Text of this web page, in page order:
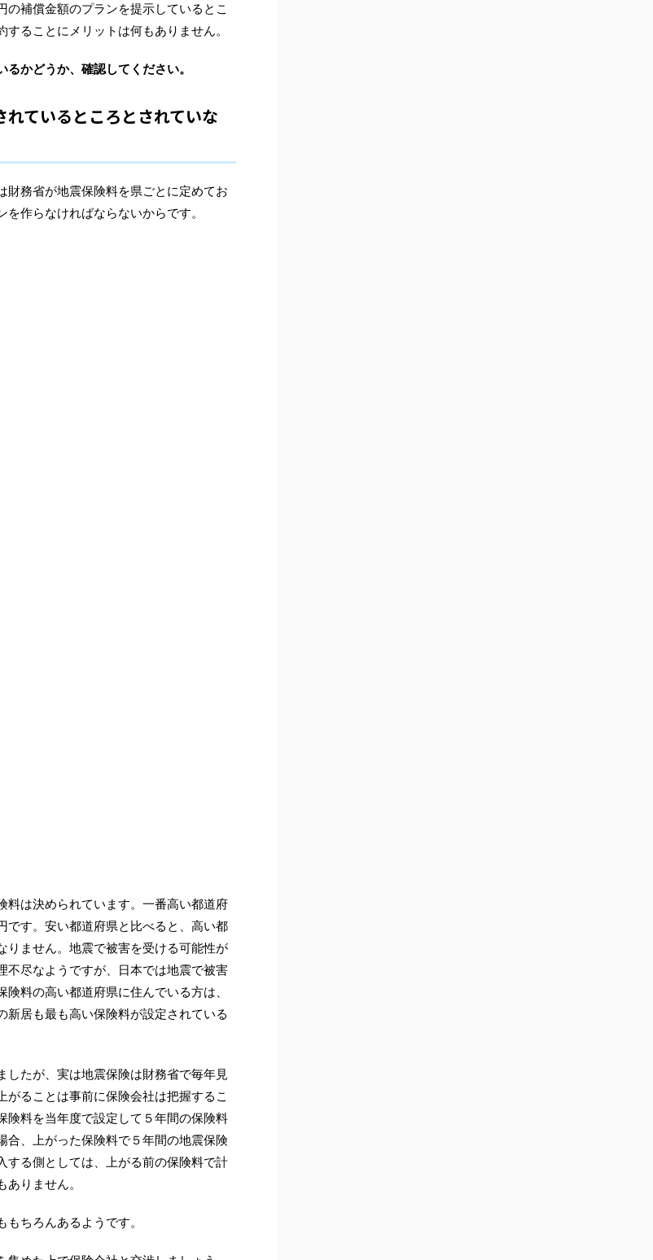
補償金額のプランを提示しているとこ
ることにメリットは何もありません。
かどうか、確認してください。
ているところとされていな
務省が地震保険料を県ごとに定めてお
作らなければならないからです。
料は決められています。一番高い都道府
です。安い都道府県と比べると、高い都
りません。地震で被害を受ける可能性が
不尽なようですが、日本では地震で被害
料の高い都道府県に住んでいる方は、
居も最も高い保険料が設定されている
たが、実は地震保険は財務省で毎年見
ることは事前に保険会社は把握するこ
険料を当年度で設定して５年間の保険料
合、上がった保険料で５年間の地震保険
する側としては、上がる前の保険料で計
りません。
ちろんあるようです。